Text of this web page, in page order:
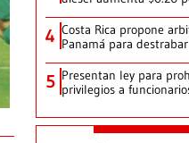
4 Costa Rica propone
Panamá para
5 Presentan ley para
privilegios a